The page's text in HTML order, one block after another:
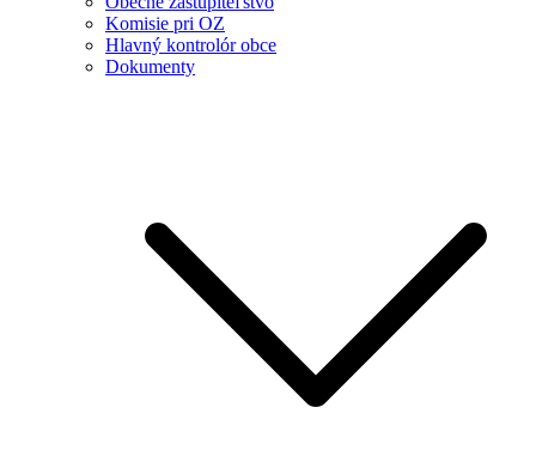
Komisie pri OZ
Hlavný kontrolór obce
Dokumenty